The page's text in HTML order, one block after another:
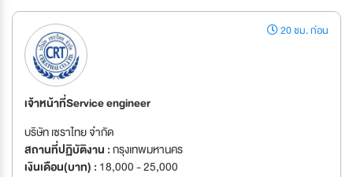
20 ชม. ก่อน
เจ้าหน้าที่Service engineer
บริษัท เซราไทย จำกัด
สถานที่ปฏิบัติงาน :กรุงเทพมหานคร
เงินเดือน(บาท) : 18,000 - 25,000